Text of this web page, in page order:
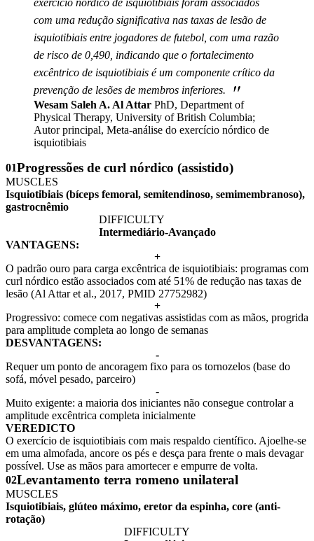
exercício nórdico de isquiotibiais foram associados
com uma redução significativa nas taxas de lesão de
isquiotibiais entre jogadores de futebol, com uma razão
de risco de 0,490, indicando que o fortalecimento
excêntrico de isquiotibiais é um componente crítico da
prevenção de lesões de membros inferiores.
"
Wesam Saleh A. Al Attar PhD, Department of
Physical Therapy, University of British Columbia;
Autor principal, Meta-análise do exercício nórdico de
isquiotibiais
01Progressões de curl nórdico (assistido)
MUSCLES
Isquiotibiais (bíceps femoral, semitendinoso, semimembranoso),
gastrocnêmio
DIFFICULTY
Intermediário-Avançado
VANTAGENS:
+
O padrão ouro para carga excêntrica de isquiotibiais: programas com
curl nórdico estão associados com até 51% de redução nas taxas de
lesão (Al Attar et al., 2017, PMID 27752982)
+
Progressivo: comece com negativas assistidas com as mãos, progrida
para amplitude completa ao longo de semanas
DESVANTAGENS:
-
Requer um ponto de ancoragem fixo para os tornozelos (base do
sofá, móvel pesado, parceiro)
-
Muito exigente: a maioria dos iniciantes não consegue controlar a
amplitude excêntrica completa inicialmente
VEREDICTO
O exercício de isquiotibiais com mais respaldo científico. Ajoelhe-se
em uma almofada, ancore os pés e desça para frente o mais devagar
possível. Use as mãos para amortecer e empurre de volta.
02Levantamento terra romeno unilateral
MUSCLES
Isquiotibiais, glúteo máximo, eretor da espinha, core (anti-
rotação)
DIFFICULTY